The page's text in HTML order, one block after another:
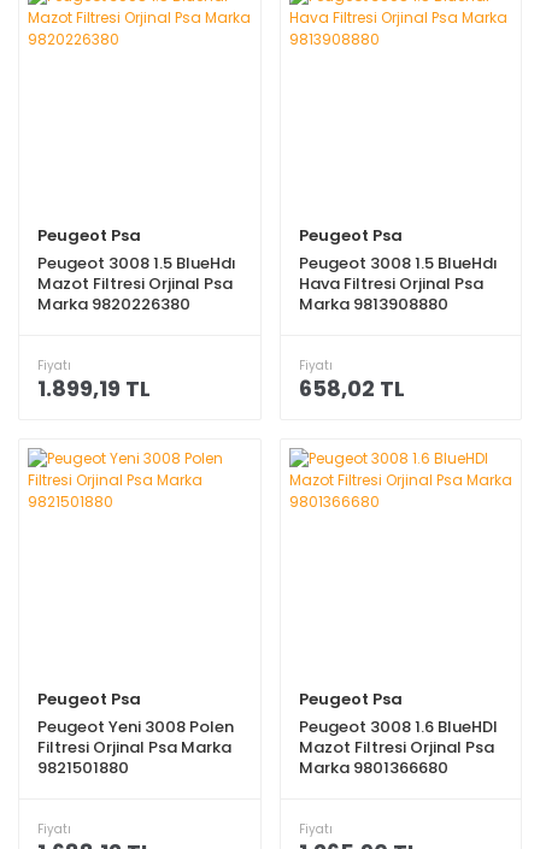
Peugeot Psa
Peugeot 3008 1.5 BlueHdı
Mazot Filtresi Orjinal Psa
Marka 9820226380
Fiyatı
1.899,19 TL
Peugeot Psa
Peugeot 3008 1.5 BlueHdı
Hava Filtresi Orjinal Psa
Marka 9813908880
Fiyatı
658,02 TL
Peugeot Psa
Peugeot Yeni 3008 Polen
Filtresi Orjinal Psa Marka
9821501880
Fiyatı
Peugeot Psa
Peugeot 3008 1.6 BlueHDI
Mazot Filtresi Orjinal Psa
Marka 9801366680
Fiyatı